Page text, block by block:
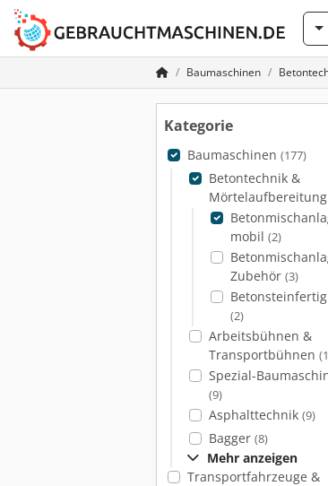
Baumaschinen
Kategorie
Baumaschinen (177)
Betontechnik &
Mörtelaufbereitung
mobil (2)
Zubehör (3)
(2)
Arbeitsbühnen &
Transportbühnen
Spezial-
(9)
Asphalttechnik (9)
Bagger (8)
Mehr anzeigen
Transportfahrzeuge &